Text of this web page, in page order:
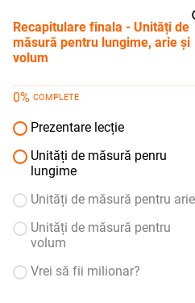
Recapitulare finala - Unități de
măsură pentru lungime, arie și
volum
0% COMPLETE
Prezentare lecție
Unități de măsură penru
lungime
Unități de măsură pentru arie
Unități de măsură pentru
volum
Vrei să fii milionar?
Recapitulare finala -